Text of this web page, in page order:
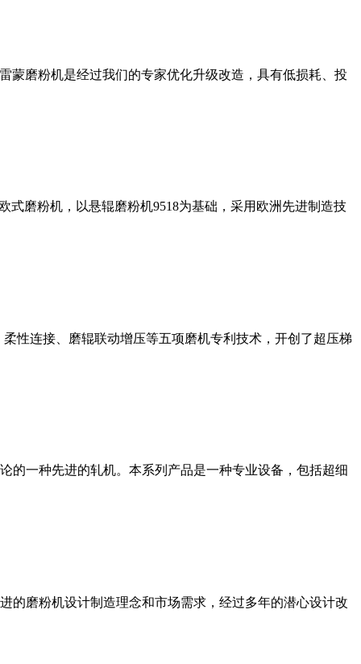
蒙磨粉机是经过我们的专家优化升级改造，具有低损耗、投
磨粉机，以悬辊磨粉机9518为基础，采用欧洲先进制造技
性连接、磨辊联动增压等五项磨机专利技术，开创了超压梯
的一种先进的轧机。本系列产品是一种专业设备，包括超细
的磨粉机设计制造理念和市场需求，经过多年的潜心设计改